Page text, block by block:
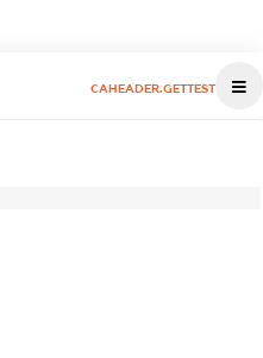
CAHEADER.GETTEST